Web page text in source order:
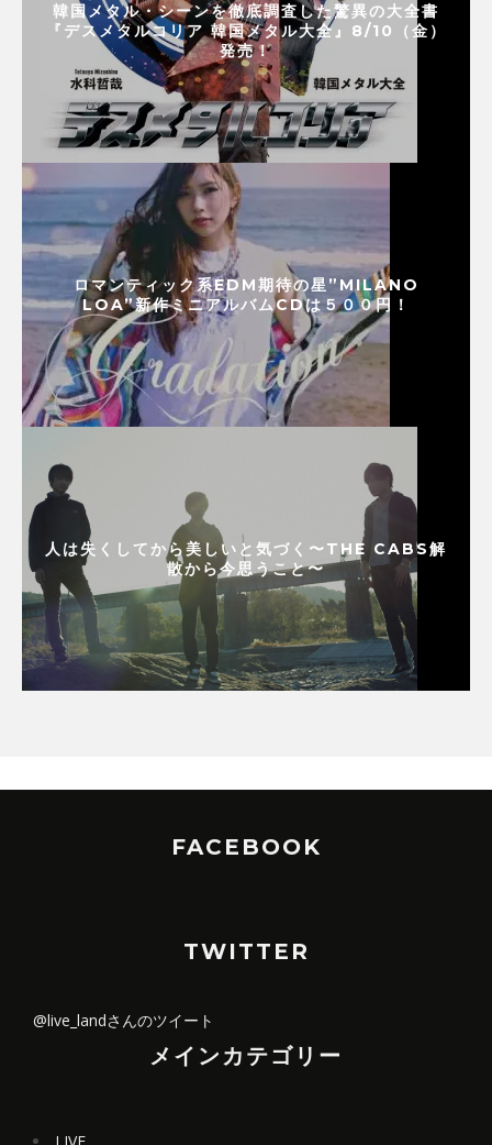
韓国メタル・シーンを徹底調査した驚異の大全書
『デスメタルコリア 韓国メタル大全』8/10（金）
発売！
ロマンティック系EDM期待の星”MILANO
LOA”新作ミニアルバムCDは５００円！
人は失くしてから美しいと気づく〜THE CABS解
散から今思うこと〜
FACEBOOK
TWITTER
@live_landさんのツイート
メインカテゴリー